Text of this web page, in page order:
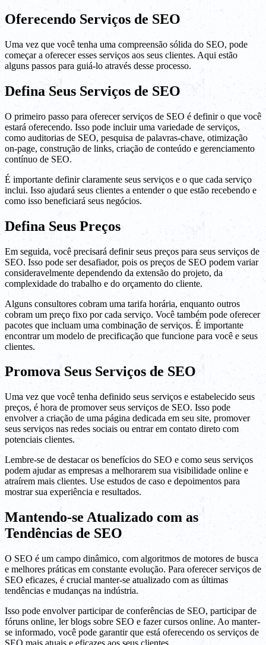
Oferecendo Serviços de SEO
Uma vez que você tenha uma compreensão sólida do SEO, pode
começar a oferecer esses serviços aos seus clientes. Aqui estão
alguns passos para guiá-lo através desse processo.
Defina Seus Serviços de SEO
O primeiro passo para oferecer serviços de SEO é definir o que você
estará oferecendo. Isso pode incluir uma variedade de serviços,
como auditorias de SEO, pesquisa de palavras-chave, otimização
on-page, construção de links, criação de conteúdo e gerenciamento
contínuo de SEO.
É importante definir claramente seus serviços e o que cada serviço
inclui. Isso ajudará seus clientes a entender o que estão recebendo e
como isso beneficiará seus negócios.
Defina Seus Preços
Em seguida, você precisará definir seus preços para seus serviços de
SEO. Isso pode ser desafiador, pois os preços de SEO podem variar
consideravelmente dependendo da extensão do projeto, da
complexidade do trabalho e do orçamento do cliente.
Alguns consultores cobram uma tarifa horária, enquanto outros
cobram um preço fixo por cada serviço. Você também pode oferecer
pacotes que incluam uma combinação de serviços. É importante
encontrar um modelo de precificação que funcione para você e seus
clientes.
Promova Seus Serviços de SEO
Uma vez que você tenha definido seus serviços e estabelecido seus
preços, é hora de promover seus serviços de SEO. Isso pode
envolver a criação de uma página dedicada em seu site, promover
seus serviços nas redes sociais ou entrar em contato direto com
potenciais clientes.
Lembre-se de destacar os benefícios do SEO e como seus serviços
podem ajudar as empresas a melhorarem sua visibilidade online e
atraírem mais clientes. Use estudos de caso e depoimentos para
mostrar sua experiência e resultados.
Mantendo-se Atualizado com as
Tendências de SEO
O SEO é um campo dinâmico, com algoritmos de motores de busca
e melhores práticas em constante evolução. Para oferecer serviços de
SEO eficazes, é crucial manter-se atualizado com as últimas
tendências e mudanças na indústria.
Isso pode envolver participar de conferências de SEO, participar de
fóruns online, ler blogs sobre SEO e fazer cursos online. Ao manter-
se informado, você pode garantir que está oferecendo os serviços de